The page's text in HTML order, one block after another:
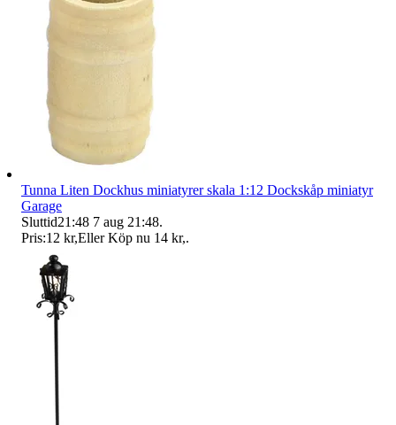
Tunna Liten Dockhus miniatyrer skala 1:12 Dockskåp miniatyr
Garage
Sluttid21:48 7 aug 21:48.
Pris:12 kr,Eller Köp nu 14 kr,.